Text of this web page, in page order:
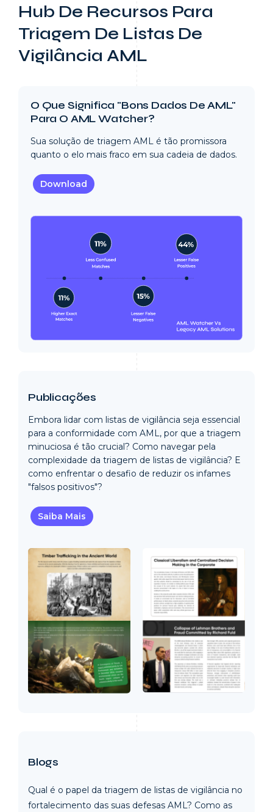
Hub De Recursos Para
Triagem De Listas De
Vigilância AML
O Que Significa "Bons Dados De AML"
Para O AML Watcher?
Sua solução de triagem AML é tão promissora
quanto o elo mais fraco em sua cadeia de dados.
Download
Publicações
Embora lidar com listas de vigilância seja essencial
para a conformidade com AML, por que a triagem
minuciosa é tão crucial? Como navegar pela
complexidade da triagem de listas de vigilância? E
como enfrentar o desafio de reduzir os infames
"falsos positivos"?
Saiba Mais
Blogs
Qual é o papel da triagem de listas de vigilância no
fortalecimento das suas defesas AML? Como as